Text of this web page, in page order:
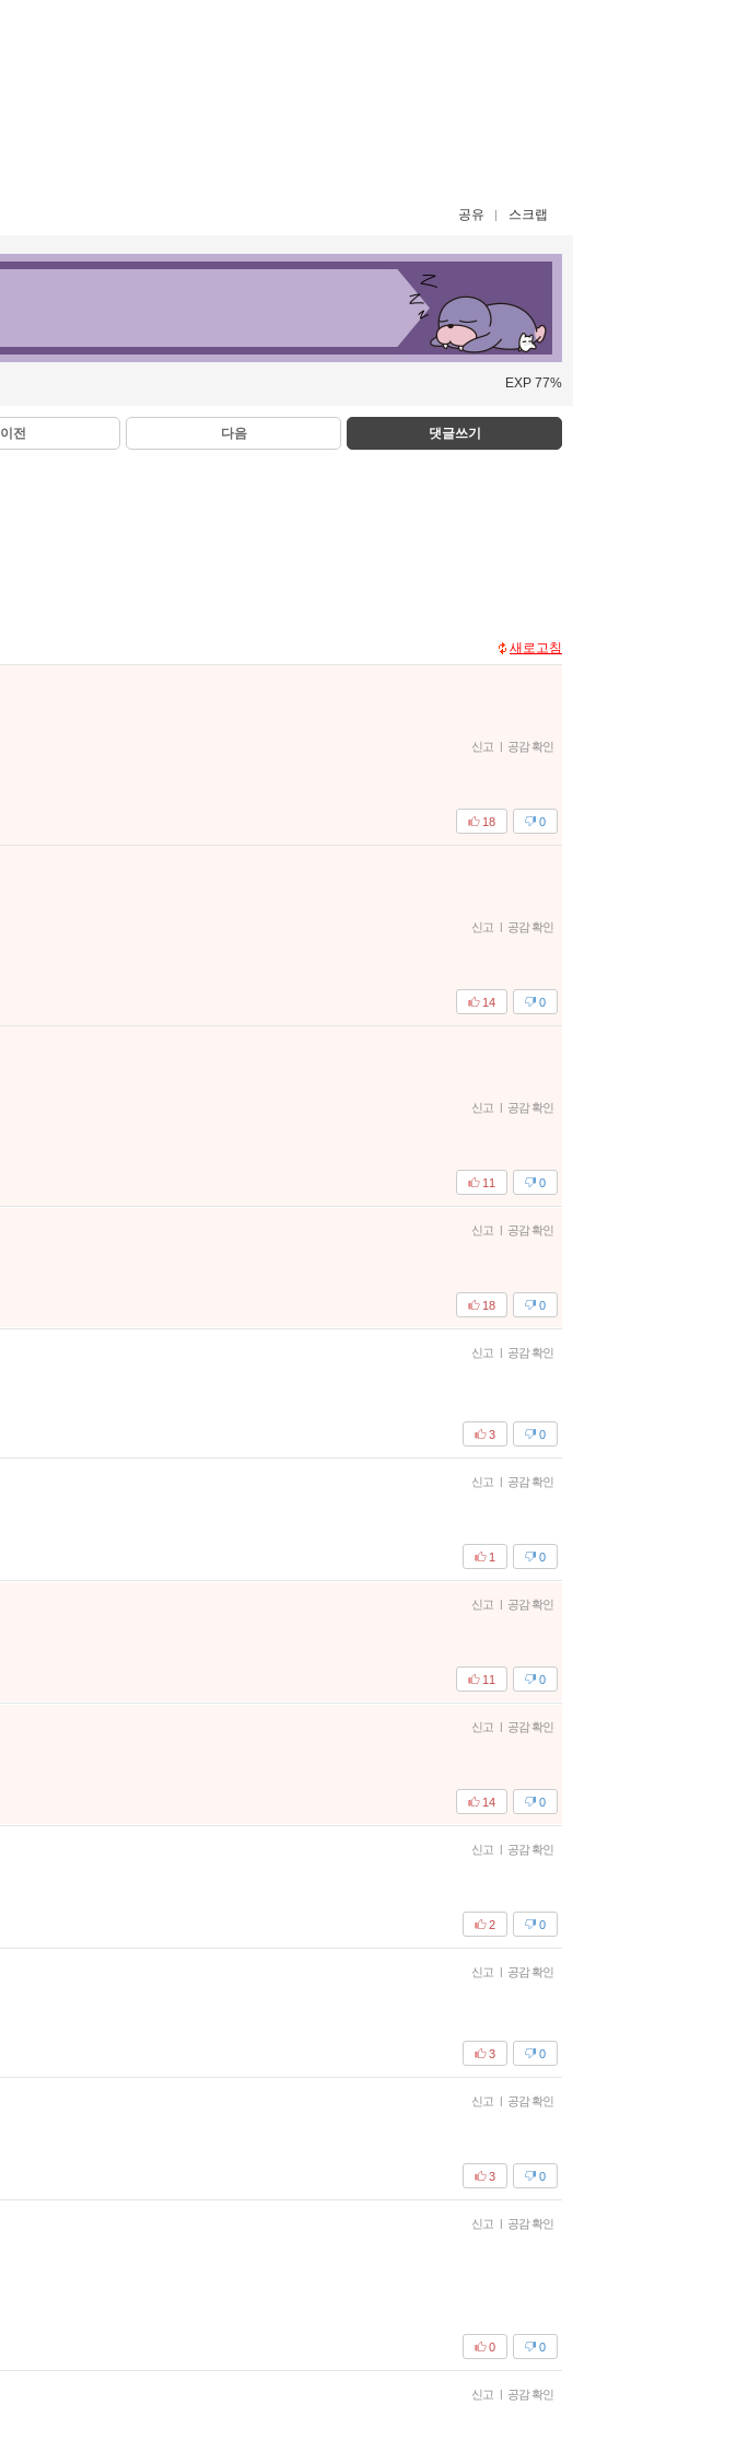
공유 스크랩
EXP 77%
이전 다음 댓글쓰기
새로고침
신고 | 공감 확인
0
18
신고 | 공감 확인
0
14
신고 | 공감 확인
0
11
신고 | 공감 확인
0
18
신고 | 공감 확인
0
3
신고 | 공감 확인
0
1
신고 | 공감 확인
0
11
신고 | 공감 확인
0
14
신고 | 공감 확인
0
2
신고 | 공감 확인
0
3
신고 | 공감 확인
0
3
신고 | 공감 확인
0
0
신고 | 공감 확인